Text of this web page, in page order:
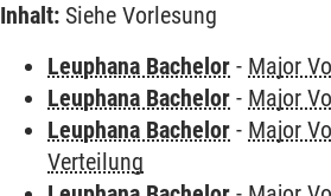
Inhalt: Siehe Vorlesung
Leuphana Bachelor - Major
Leuphana Bachelor - Major
Leuphana Bachelor - Major
Verteilung